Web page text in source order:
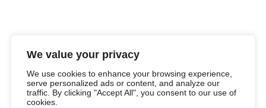
We value your privacy
We use cookies to enhance your browsing experience,
serve personalized ads or content, and analyze our
traffic. By clicking "Accept All", you consent to our use of
cookies.